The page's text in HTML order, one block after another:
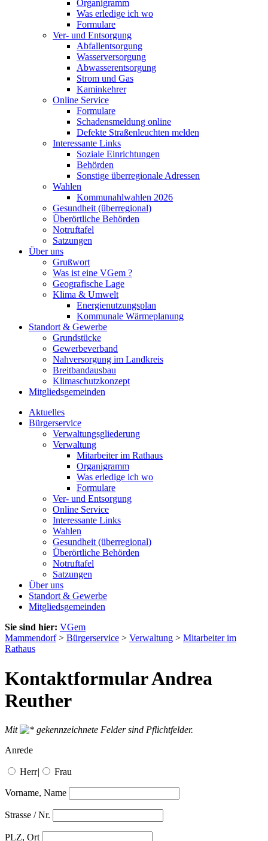
Organigramm
Was erledige ich wo
Formulare
Ver- und Entsorgung
Abfallentsorgung
Wasserversorgung
Abwasserentsorgung
Strom und Gas
Kaminkehrer
Online Service
Formulare
Schadensmeldung online
Defekte Straßenleuchten melden
Interessante Links
Soziale Einrichtungen
Behörden
Sonstige überregionale Adressen
Wahlen
Kommunahlwahlen 2026
Gesundheit (überregional)
Überörtliche Behörden
Notruftafel
Satzungen
Über uns
Grußwort
Was ist eine VGem ?
Geografische Lage
Klima & Umwelt
Energienutzungsplan
Kommunale Wärmeplanung
Standort & Gewerbe
Grundstücke
Gewerbeverband
Nahversorgung im Landkreis
Breitbandausbau
Klimaschutzkonzept
Mitgliedsgemeinden
Aktuelles
Bürgerservice
Verwaltungsgliederung
Verwaltung
Mitarbeiter im Rathaus
Organigramm
Was erledige ich wo
Formulare
Ver- und Entsorgung
Online Service
Interessante Links
Wahlen
Gesundheit (überregional)
Überörtliche Behörden
Notruftafel
Satzungen
Über uns
Standort & Gewerbe
Mitgliedsgemeinden
Sie sind hier: VGem
Mammendorf> Bürgerservice > Verwaltung > Mitarbeiter im
Rathaus
Kontaktformular Andrea
Reuther
Mit
gekennzeichnete Felder sind Pflichtfelder.
Anrede
Herr| Frau
Vorname, Name
Strasse / Nr.
PLZ, Ort